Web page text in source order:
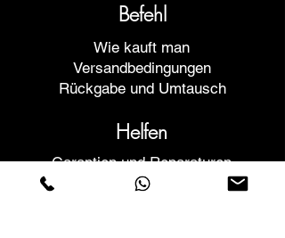
Befehl
Wie kauft man
Versandbedingungen
Rückgabe und Umtausch
Helfen
Garantien und Reparaturen
Planen Sie ein Meeting